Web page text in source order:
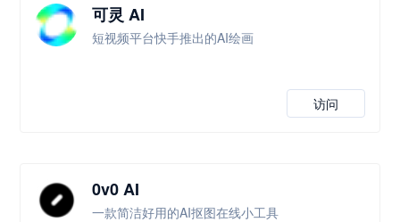
可灵 AI
短视频平台快手推出的AI绘画
访问
0v0 AI
一款简洁好用的AI抠图在线小工具